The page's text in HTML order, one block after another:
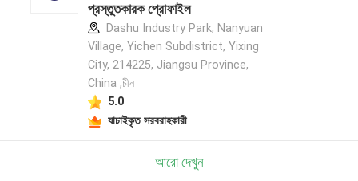
প্রস্তুতকারক প্রোফাইল
Dashu Industry Park, Nanyuan
Village, Yichen Subdistrict, Yixing
City, 214225, Jiangsu Province,
China ,চীন
5.0
যাচাইকৃত সরবরাহকারী
আরো দেখুন